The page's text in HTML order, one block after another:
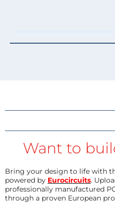
Want to
Bring your design to life with
powered by Eurocircuits.
professionally manufactured
through a proven European